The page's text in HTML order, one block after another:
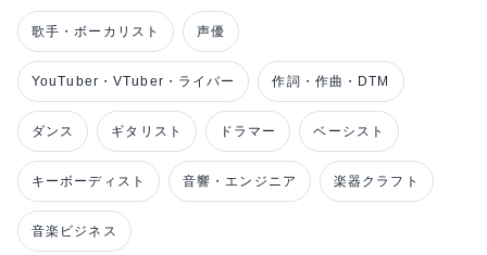
歌手・ボーカリスト 声優
YouTuber・VTuber・ライバー 作詞・作曲・DTM
ダンス ギタリスト ドラマー ベーシスト
キーボーディスト 音響・エンジニア 楽器クラフト
音楽ビジネス